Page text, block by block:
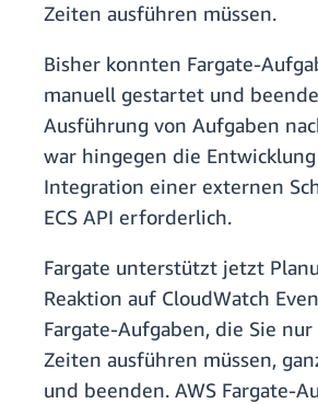
Zeiten ausführen müssen.
Bisher konnten Fargate-
manuell gestartet und
Ausführung von Aufgaben
war hingegen die
Integration einer externen
ECS API erforderlich.
Fargate unterstützt jetzt
Reaktion auf CloudWatch
Fargate-Aufgaben, die Sie
Zeiten ausführen müssen,
und beenden. AWS Fargate-